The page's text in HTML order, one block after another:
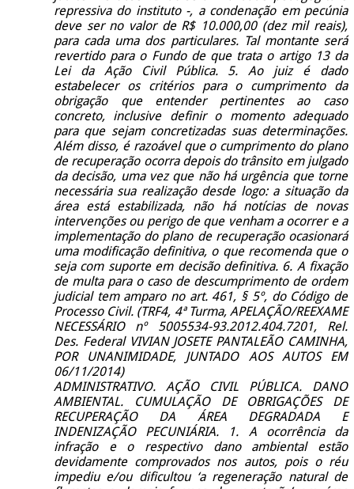
repressiva do instituto -, a condenação em pecúnia
deve ser no valor de R$ 10.000,00 (dez mil reais),
para cada uma dos particulares. Tal montante será
revertido para o Fundo de que trata o artigo 13 da
Lei da Ação Civil Pública. 5. Ao juiz é dado
estabelecer os critérios para o cumprimento da
obrigação que entender pertinentes ao caso
concreto, inclusive definir o momento adequado
para que sejam concretizadas suas determinações.
Além disso, é razoável que o cumprimento do plano
de recuperação ocorra depois do trânsito em julgado
da decisão, uma vez que não há urgência que torne
necessária sua realização desde logo: a situação da
área está estabilizada, não há notícias de novas
intervenções ou perigo de que venham a ocorrer e a
implementação do plano de recuperação ocasionará
uma modificação definitiva, o que recomenda que o
seja com suporte em decisão definitiva. 6. A fixação
de multa para o caso de descumprimento de ordem
judicial tem amparo no art. 461, § 5º, do Código de
Processo Civil. (TRF4, 4ª Turma, APELAÇÃO/REEXAME
NECESSÁRIO nº 5005534-93.2012.404.7201, Rel.
Des. Federal VIVIAN JOSETE PANTALEÃO CAMINHA,
POR UNANIMIDADE, JUNTADO AOS AUTOS EM
06/11/2014)
ADMINISTRATIVO. AÇÃO CIVIL PÚBLICA. DANO
AMBIENTAL. CUMULAÇÃO DE OBRIGAÇÕES DE
RECUPERAÇÃO DA ÁREA DEGRADADA E
INDENIZAÇÃO PECUNIÁRIA. 1. A ocorrência da
infração e o respectivo dano ambiental estão
devidamente comprovados nos autos, pois o réu
impediu e/ou dificultou ‘a regeneração natural de